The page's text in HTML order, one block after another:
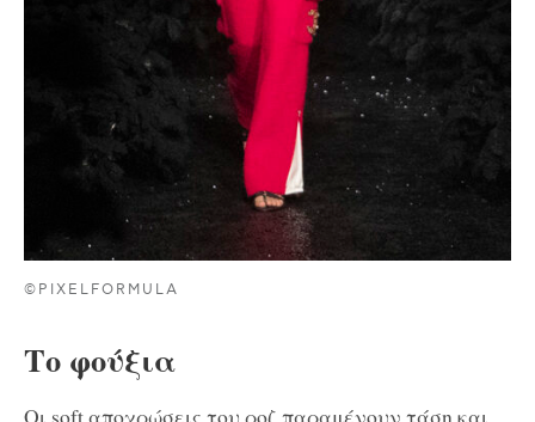
©PIXELFORMULA
Το φούξια
Οι soft αποχρώσεις του ροζ παραμένουν τάση και